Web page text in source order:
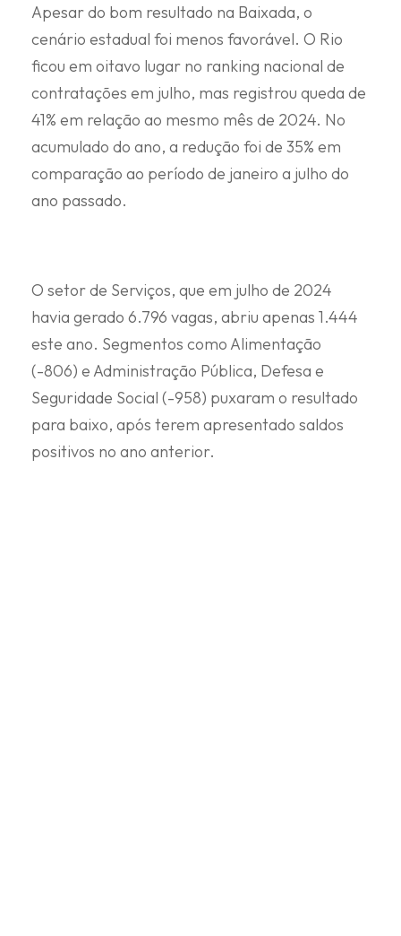
Apesar do bom resultado na Baixada, o
cenário estadual foi menos favorável. O Rio
ficou em oitavo lugar no ranking nacional de
contratações em julho, mas registrou queda de
41% em relação ao mesmo mês de 2024. No
acumulado do ano, a redução foi de 35% em
comparação ao período de janeiro a julho do
ano passado.
O setor de Serviços, que em julho de 2024
havia gerado 6.796 vagas, abriu apenas 1.444
este ano. Segmentos como Alimentação
(-806) e Administração Pública, Defesa e
Seguridade Social (-958) puxaram o resultado
para baixo, após terem apresentado saldos
positivos no ano anterior.